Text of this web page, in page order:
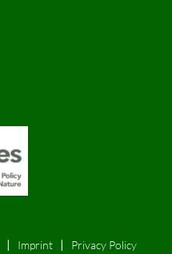
Imprint Privacy Policy